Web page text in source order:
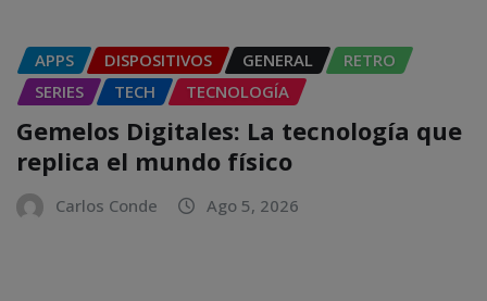
APPS DISPOSITIVOS GENERAL
RETRO
SERIES
TECH TECNOLOGÍA
Gemelos Digitales: La tecnología que
replica el mundo físico
Carlos Conde Ago 5, 2026